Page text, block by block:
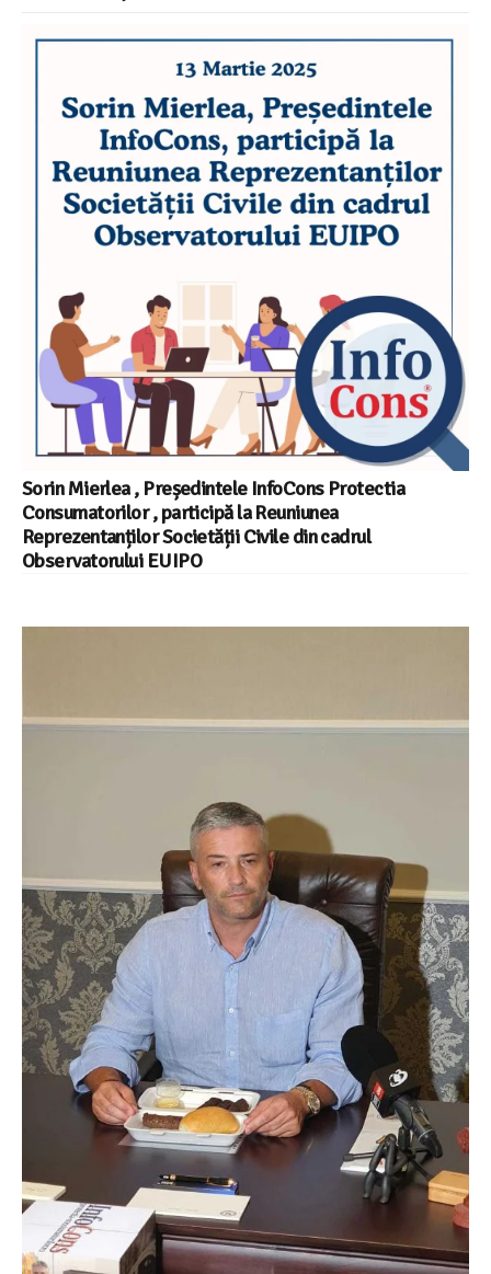
Sorin Mierlea , Președintele InfoCons Protectia
Consumatorilor , participă la Reuniunea
Reprezentanților Societății Civile din cadrul
Observatorului EUIPO